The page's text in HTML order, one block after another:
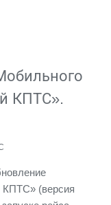
КПТС».
КПТС» (версия